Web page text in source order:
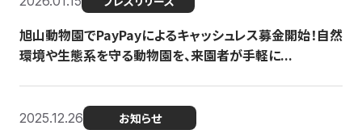
旭山動物園でPayPayによるキャッシュレス募金開始！自然
環境や生態系を守る動物園を、来園者が手軽に...
2025.12.26 お知らせ